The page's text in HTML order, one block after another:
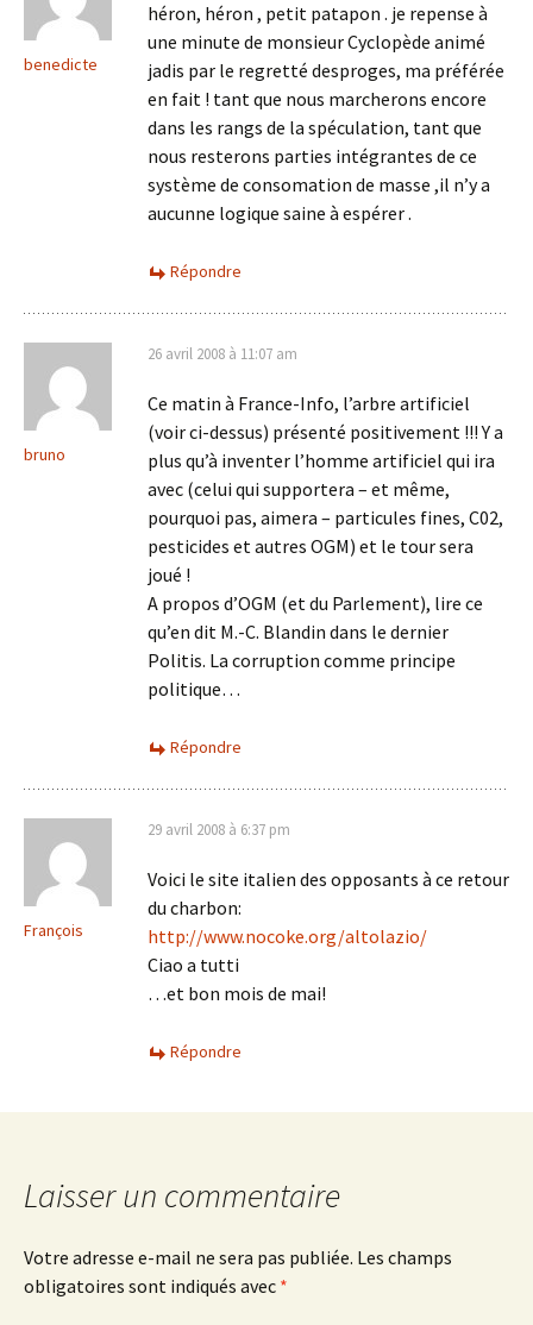
benedicte
héron, héron , petit patapon . je repense à
une minute de monsieur Cyclopède animé
jadis par le regretté desproges, ma préférée
en fait ! tant que nous marcherons encore
dans les rangs de la spéculation, tant que
nous resterons parties intégrantes de ce
système de consomation de masse ,il n’y a
aucunne logique saine à espérer .
Répondre
bruno
26 avril 2008 à 11:07 am
Ce matin à France-Info, l’arbre artificiel
(voir ci-dessus) présenté positivement !!! Y a
plus qu’à inventer l’homme artificiel qui ira
avec (celui qui supportera – et même,
pourquoi pas, aimera – particules fines, C02,
pesticides et autres OGM) et le tour sera
joué !
A propos d’OGM (et du Parlement), lire ce
qu’en dit M.-C. Blandin dans le dernier
Politis. La corruption comme principe
politique…
Répondre
François
29 avril 2008 à 6:37 pm
Voici le site italien des opposants à ce retour
du charbon:
http://www.nocoke.org/altolazio/
Ciao a tutti
…et bon mois de mai!
Répondre
Laisser un commentaire
Votre adresse e-mail ne sera pas publiée. Les champs
obligatoires sont indiqués avec *